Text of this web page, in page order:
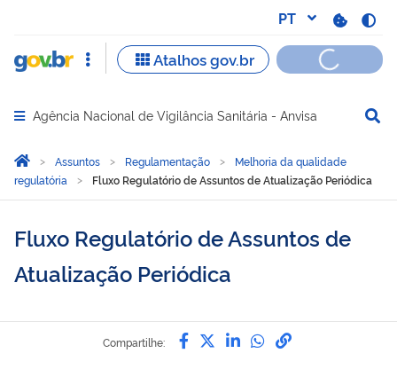
Abrir menu principal de navegação
Agência Nacional de Vigilância Sanitária - Anvisa
Você está aqui:
Página Inicial
Assuntos Regulamentação
Melhoria da qualidade
regulatória
Fluxo Regulatório de Assuntos de Atualização Periódica
Fluxo Regulatório de Assuntos de
Atualização Periódica
Compartilhe: Compartilhe por Facebook
Compartilhe por Twitter
Compartilhe por
Compartilhe
link para